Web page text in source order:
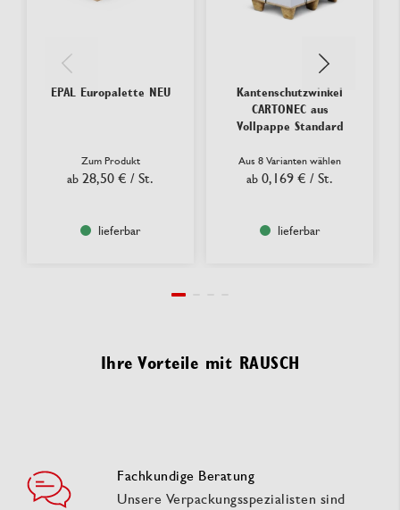
EPAL Europalette NEU
Zum Produkt
ab 28,50 € / St.
lieferbar
Kantenschutzwinkel
CARTONEC aus
Vollpappe Standard
Aus 8 Varianten wählen
ab 0,169 € / St.
lieferbar
Ihre Vorteile mit RAUSCH
Fachkundige Beratung
Unsere Verpackungsspezialisten sind